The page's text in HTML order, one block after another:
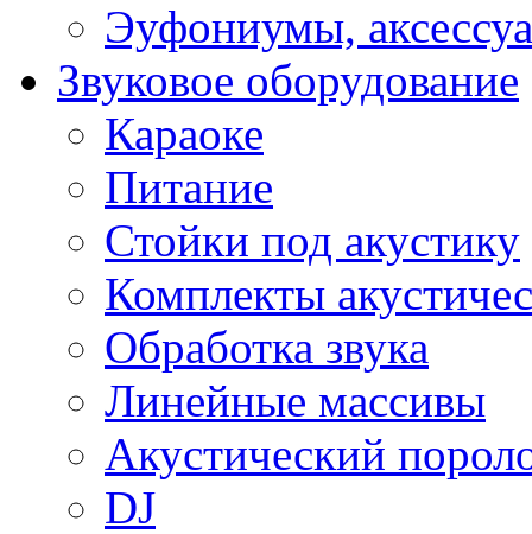
Эуфониумы,
Звуковое оборудование
Караоке
Питание
Стойки под акустику
Комплекты
Обработка звука
Линейные массивы
Акустический
DJ